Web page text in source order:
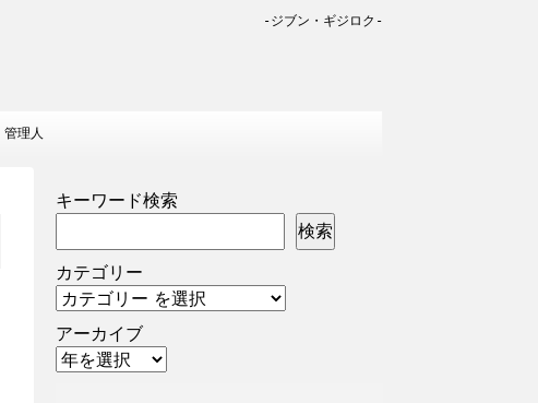
-ジブン・ギジロク-
管理人
キーワード検索
検索
カテゴリー
アーカイブ